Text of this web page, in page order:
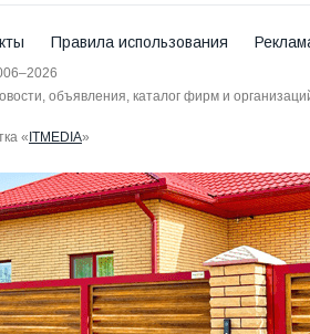
Правила использования
объявления, каталог фирм и
«ITMEDIA»